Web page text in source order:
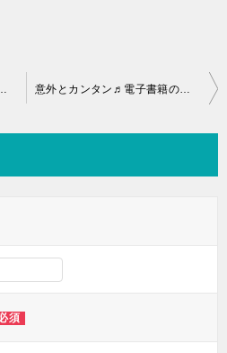
思ってたんでしょ！そんなコトないですヨ 意外とカンタン♬電子書籍の出版「難しいと思ってたんでしょ！そんなコトないですヨ
須